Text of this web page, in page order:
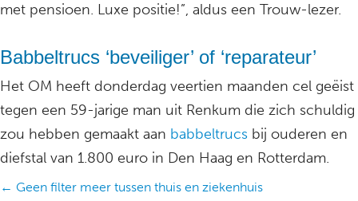
met pensioen. Luxe positie!”, aldus een Trouw-lezer.
Babbeltrucs ‘beveiliger’ of ‘reparateur’
Het OM heeft donderdag veertien maanden cel geëist
tegen een 59-jarige man uit Renkum die zich schuldig
zou hebben gemaakt aan babbeltrucs bij ouderen en
diefstal van 1.800 euro in Den Haag en Rotterdam.
Posts
← Geen filter meer tussen thuis en ziekenhuis